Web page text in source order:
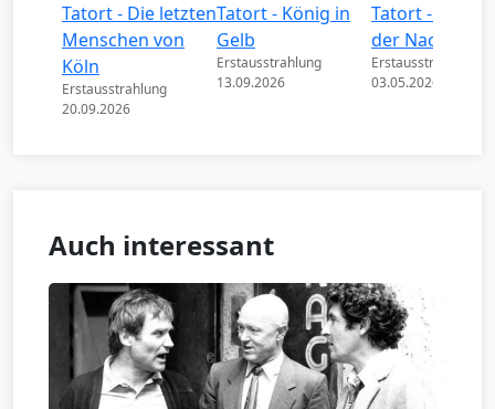
Tatort - Die letzten
Menschen von
Köln
Erstausstrahlung
20.09.2026
Tatort - König in
Gelb
Erstausstrahlung
13.09.2026
Tatort - Könige
der Nacht
Erstausstrahlung
03.05.2026
Auch interessant